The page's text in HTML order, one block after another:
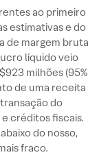
ao primeiro
estimativas e do
de margem bruta
líquido veio
milhões (95%
de uma receita
do
créditos fiscais.
do nosso,
fraco.